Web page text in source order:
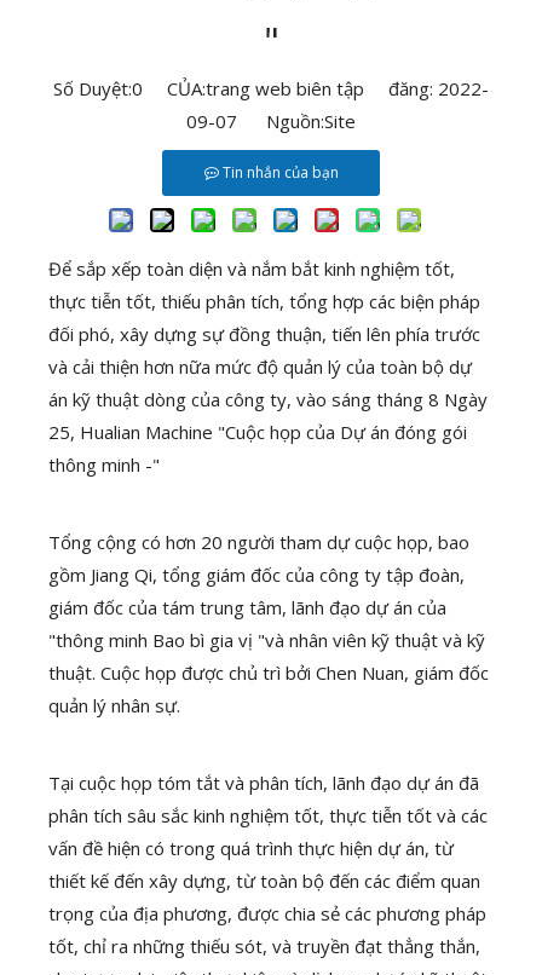
"
Số Duyệt:0 CỦA:trang web biên tập đăng: 2022-
09-07 Nguồn:Site
Tin nhắn của bạn
Để sắp xếp toàn diện và nắm bắt kinh nghiệm tốt,
thực tiễn tốt, thiếu phân tích, tổng hợp các biện pháp
đối phó, xây dựng sự đồng thuận, tiến lên phía trước
và cải thiện hơn nữa mức độ quản lý của toàn bộ dự
án kỹ thuật dòng của công ty, vào sáng tháng 8 Ngày
25, Hualian Machine "Cuộc họp của Dự án đóng gói
thông minh -"
Tổng cộng có hơn 20 người tham dự cuộc họp, bao
gồm Jiang Qi, tổng giám đốc của công ty tập đoàn,
giám đốc của tám trung tâm, lãnh đạo dự án của
"thông minh Bao bì gia vị "và nhân viên kỹ thuật và kỹ
thuật. Cuộc họp được chủ trì bởi Chen Nuan, giám đốc
quản lý nhân sự.
Tại cuộc họp tóm tắt và phân tích, lãnh đạo dự án đã
phân tích sâu sắc kinh nghiệm tốt, thực tiễn tốt và các
vấn đề hiện có trong quá trình thực hiện dự án, từ
thiết kế đến xây dựng, từ toàn bộ đến các điểm quan
trọng của địa phương, được chia sẻ các phương pháp
tốt, chỉ ra những thiếu sót, và truyền đạt thẳng thắn,